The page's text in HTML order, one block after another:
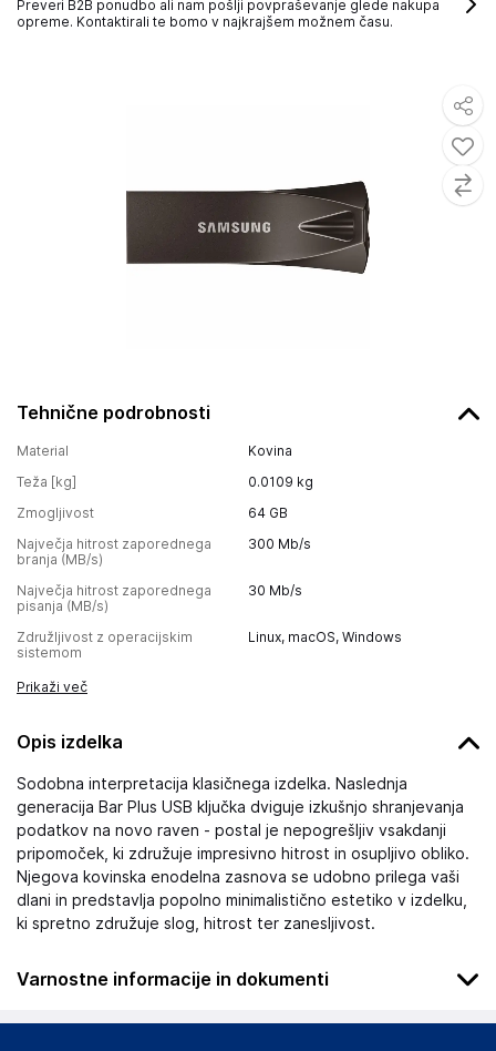
Tehnične podrobnosti
Material
Kovina
Teža [kg]
0.0109 kg
Zmogljivost
64 GB
Največja hitrost zaporednega
branja (MB/s)
300 Mb/s
Največja hitrost zaporednega
pisanja (MB/s)
30 Mb/s
Združljivost z operacijskim
sistemom
Linux, macOS, Windows
Prikaži več
Opis izdelka
Sodobna interpretacija klasičnega izdelka. Naslednja
generacija Bar Plus USB ključka dviguje izkušnjo shranjevanja
podatkov na novo raven - postal je nepogrešljiv vsakdanji
pripomoček, ki združuje impresivno hitrost in osupljivo obliko.
Njegova kovinska enodelna zasnova se udobno prilega vaši
dlani in predstavlja popolno minimalistično estetiko v izdelku,
ki spretno združuje slog, hitrost ter zanesljivost.
Varnostne informacije in dokumenti
Podatki o proizvajalcu
Preveri B2B ponudbo ali nam pošlji povpraševanje glede nakupa
opreme. Kontaktirali te bomo v najkrajšem možnem času.